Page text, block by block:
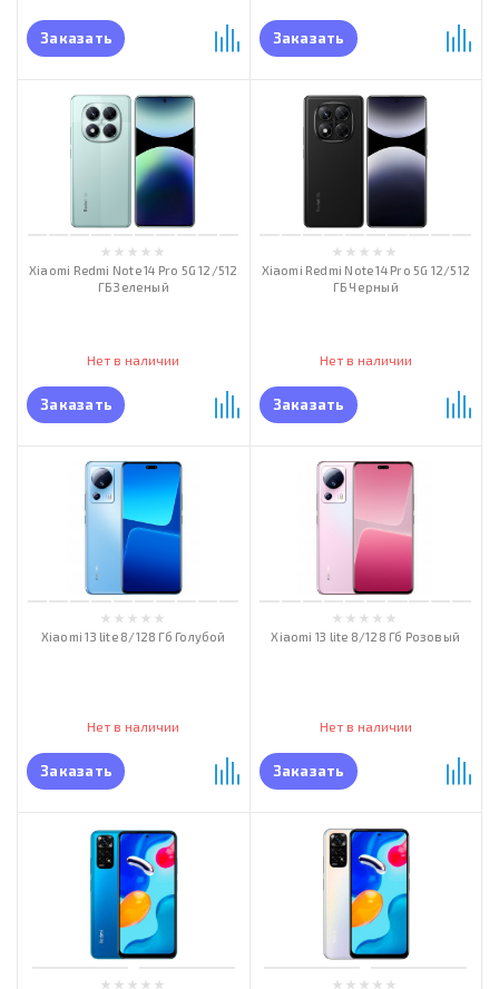
Заказать Заказать
Xiaomi Redmi Note 14 Pro 5G 12/512
ГБ Зеленый
Нет в наличии
Заказать
Xiaomi Redmi Note 14 Pro 5G 12/512
ГБ Черный
Нет в наличии
Заказать
Xiaomi 13 lite 8/128 Гб Голубой
Нет в наличии
Заказать
Xiaomi 13 lite 8/128 Гб Розовый
Нет в наличии
Заказать